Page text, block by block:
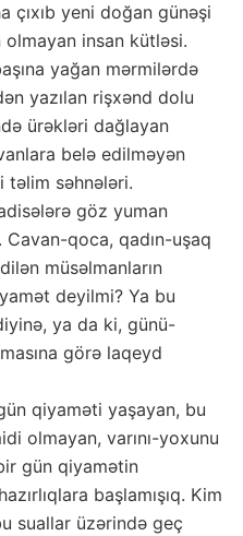
çıxıb yeni doğan günəşi
insan kütləsi.
yağan mərmilərdə
yazılan rişxənd dolu
ürəkləri dağlayan
belə edilməyən
təlim səhnələri.
göz yuman
qoca, qadın-uşaq
müsəlmanların
deyilmi? Ya bu
ya da ki, günü-
görə laqeyd
qiyaməti yaşayan, bu
olmayan, varını-yoxunu
gün qiyamətin
başlamışıq. Kim
suallar üzərində geç